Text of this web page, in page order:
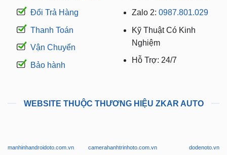
Đổi Trả Hàng
Thanh Toán
Vận Chuyển
Bảo hành
Zalo 2: 0987.801.029
Kỹ Thuật Có Kinh
Nghiệm
Hỗ Trợ: 24/7
WEBSITE THUỘC THƯƠNG HIỆU ZKAR AUTO
manhinhandroidoto.com.vn camerahanhtrinhoto.com.vn dodenoto.vn